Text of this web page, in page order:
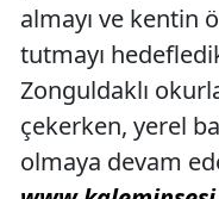
almayı ve kentin
tutmayı
Zonguldaklı
çekerken, yerel
olmaya devam